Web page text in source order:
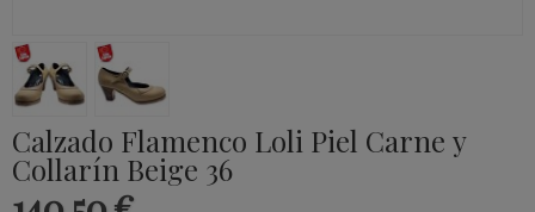
Calzado Flamenco Loli Piel Carne y
Collarín Beige 36